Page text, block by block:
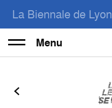
La Biennale de Lyon
Menu